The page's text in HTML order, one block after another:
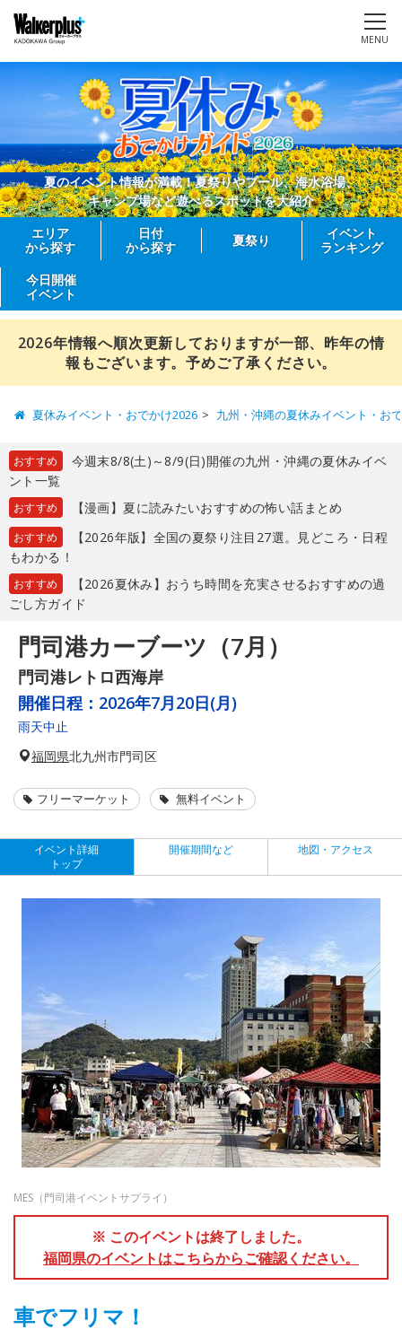
MENU
夏のイベント情報が満載！夏祭りやプール、海水浴場、
キャンプ場など遊べるスポットを大紹介
エリア
から探す
日付
から探す
夏祭り
イベント
ランキング
今日開催
イベント
2026年情報へ順次更新しておりますが一部、昨年の情
報もございます。予めご了承ください。
夏休みイベント・おでかけ2026 九州・沖縄の夏休みイベント・お
おすすめ
今週末8/8(土)～8/9(日)開催の九州・沖縄の夏休みイベ
ント一覧
おすすめ 【漫画】夏に読みたいおすすめの怖い話まとめ
おすすめ
【2026年版】全国の夏祭り注目27選。見どころ・日程
もわかる！
おすすめ
【2026夏休み】おうち時間を充実させるおすすめの過
ごし方ガイド
門司港カーブーツ（7月）
門司港レトロ西海岸
開催日程： 2026年7月20日(月)
雨天中止
福岡県北九州市門司区
フリーマーケット 無料イベント
イベント詳細
トップ
開催期間など 地図・アクセス
MES（門司港イベントサプライ）
※ このイベントは終了しました。
福岡県のイベントはこちらからご確認ください。
車でフリマ！